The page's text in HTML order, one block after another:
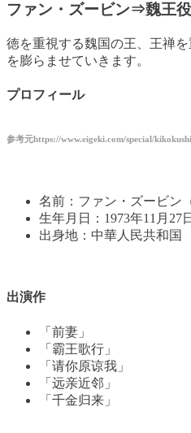
ファン・ズービン⇒魏王役
徳を重視する魏国の王、王禅
を膨らませていきます。
プロフィール
参考元https://www.eigeki.com/special/kikokushi
名前：ファン・ズービン
生年月日：1973年11月27日
出身地：中華人民共和国
出演作
「前妻」
「霸王歌行」
「请你原谅我」
「远亲近邻」
「千金归来」